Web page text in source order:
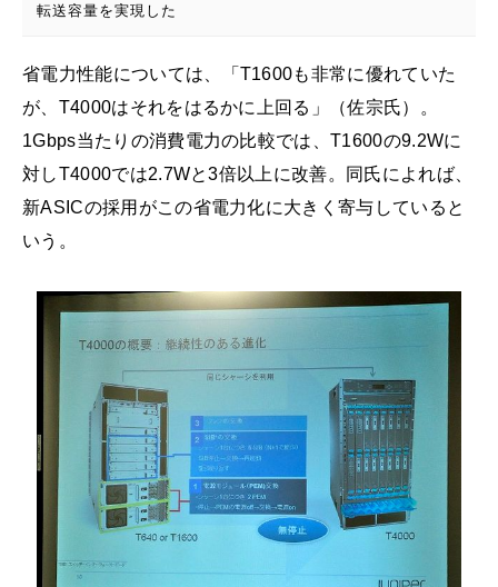
転送容量を実現した
省電力性能については、「T1600も非常に優れていた
が、T4000はそれをはるかに上回る」（佐宗氏）。
1Gbps当たりの消費電力の比較では、T1600の9.2Wに
対しT4000では2.7Wと3倍以上に改善。同氏によれば、
新ASICの採用がこの省電力化に大きく寄与していると
いう。